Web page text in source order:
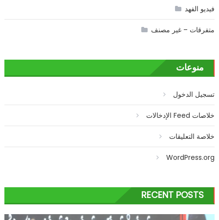
فيديو الفهد
متفرقات – غير مصنف
منوعات
تسجيل الدخول
خلاصات Feed الإدخالات
خلاصة التعليقات
WordPress.org
RECENT POSTS